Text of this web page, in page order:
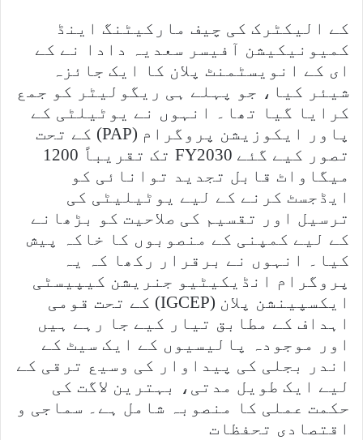
کے الیکٹرک کی چیف مارکیٹنگ اینڈ
کمیونیکیشن آفیسر سعدیہ دادا نے کے
ای کے انویسٹمنٹ پلان کا ایک جائزہ
شیئر کیا، جو پہلے ہی ریگولیٹر کو جمع
کرایا گیا تھا۔ انہوں نے یوٹیلٹی کے
پاور ایکوزیشن پروگرام (PAP) کے تحت
تصور کیے گئے FY2030 تک تقریباً 1200
میگاواٹ قابل تجدید توانائی کو
ایڈجسٹ کرنے کے لیے یوٹیلیٹی کی
ترسیل اور تقسیم کی صلاحیت کو بڑھانے
کے لیے کمپنی کے منصوبوں کا خاکہ پیش
کیا۔ انہوں نے برقرار رکھا کہ یہ
پروگرام انڈیکیٹیو جنریشن کیپیسٹی
ایکسپینشن پلان (IGCEP) کے تحت قومی
اہداف کے مطابق تیار کیے جا رہے ہیں
اور موجودہ پالیسیوں کے ایک سیٹ کے
اندر بجلی کی پیداوار کی وسیع ترقی کے
لیے ایک طویل مدتی، بہترین لاگت کی
حکمت عملی کا منصوبہ شامل ہے۔ سماجی و
اقتصادی تحفظات